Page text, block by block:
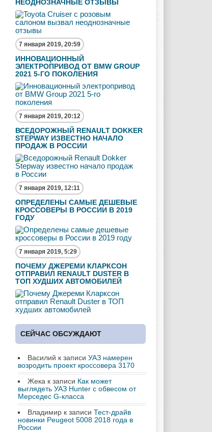
НЕОДНОЗНАЧНЫЕ ОТЗЫВЫ
7 января 2019, 20:59
ИННОВАЦИОННЫЙ
ЭЛЕКТРОПРИВОД ОТ BMW GROUP
2021 5-ГО ПОКОЛЕНИЯ
7 января 2019, 20:12
ВСЕДОРОЖНЫЙ RENAULT DOKKER
STEPWAY ИЗВЕСТНО НАЧАЛО
ПРОДАЖ В РОССИИ
7 января 2019, 12:11
ОПРЕДЕЛЕНЫ САМЫЕ ДЕШЕВЫЕ
КРОССОВЕРЫ В РОССИИ В 2019
ГОДУ
7 января 2019, 5:29
ПОЧЕМУ ДЖЕРЕМИ КЛАРКСОН
ОТПРАВИЛ RENAULT DUSTER В
ТОП ХУДШИХ АВТОМОБИЛЕЙ
СЕЙЧАС ОБСУЖДАЮТ
Василий к записи УАЗ намерен
возродить проект кроссовера 3170
Жека к записи Как может
выглядеть УАЗ Hunter с обвесом от
Мерседес G-класса
Владимир к записи Тест-драйв
новинки Peugeot 5008 2018 года в
России